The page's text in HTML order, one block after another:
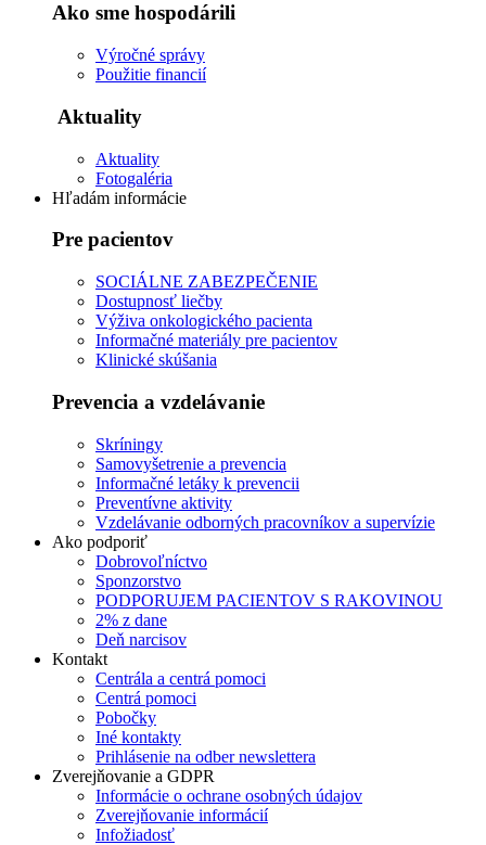
Ako sme hospodárili
Výročné správy
Použitie financií
Aktuality
Aktuality
Fotogaléria
Hľadám informácie
Pre pacientov
SOCIÁLNE ZABEZPEČENIE
Dostupnosť liečby
Výživa onkologického pacienta
Informačné materiály pre pacientov
Klinické skúšania
Prevencia a vzdelávanie
Skríningy
Samovyšetrenie a prevencia
Informačné letáky k prevencii
Preventívne aktivity
Vzdelávanie odborných pracovníkov a supervízie
Ako podporiť
Dobrovoľníctvo
Sponzorstvo
PODPORUJEM PACIENTOV S RAKOVINOU
2% z dane
Deň narcisov
Kontakt
Centrála a centrá pomoci
Centrá pomoci
Pobočky
Iné kontakty
Prihlásenie na odber newslettera
Zverejňovanie a GDPR
Informácie o ochrane osobných údajov
Zverejňovanie informácií
Infožiadosť